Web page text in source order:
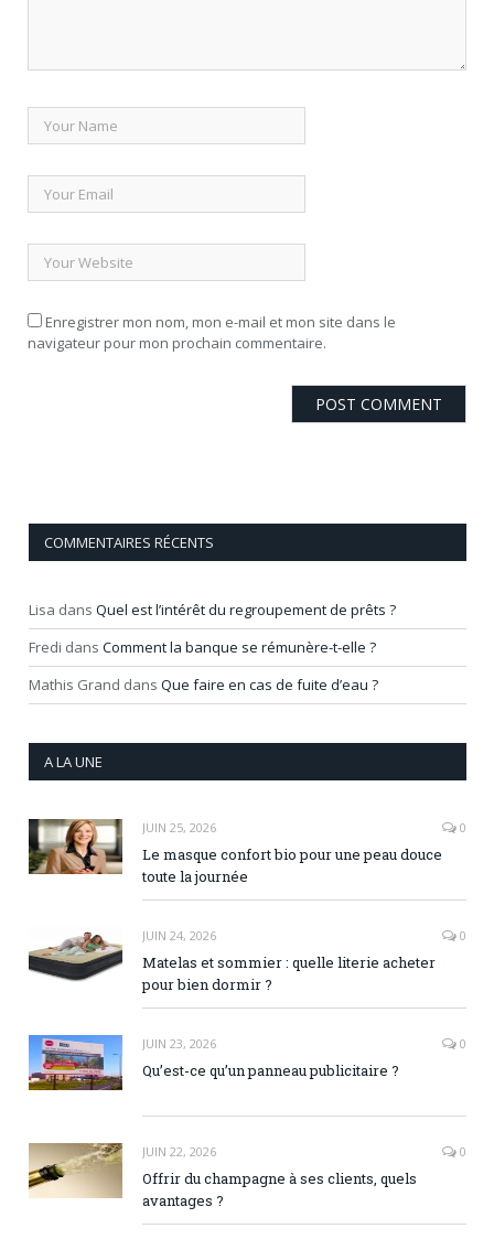
Enregistrer mon nom, mon e-mail et mon site dans le
navigateur pour mon prochain commentaire.
COMMENTAIRES RÉCENTS
Lisa dans Quel est l’intérêt du regroupement de prêts ?
Fredi dans Comment la banque se rémunère-t-elle ?
Mathis Grand dans Que faire en cas de fuite d’eau ?
A LA UNE
JUIN 25, 2026 0
Le masque confort bio pour une peau douce
toute la journée
JUIN 24, 2026 0
Matelas et sommier : quelle literie acheter
pour bien dormir ?
JUIN 23, 2026 0
Qu’est-ce qu’un panneau publicitaire ?
JUIN 22, 2026 0
Offrir du champagne à ses clients, quels
avantages ?